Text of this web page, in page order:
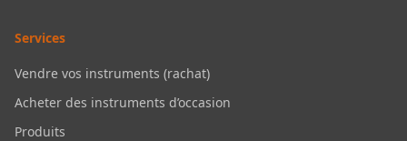
Services
Vendre vos instruments (rachat)
Acheter des instruments d’occasion
Produits